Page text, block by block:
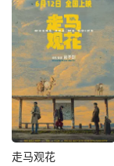
走马观花